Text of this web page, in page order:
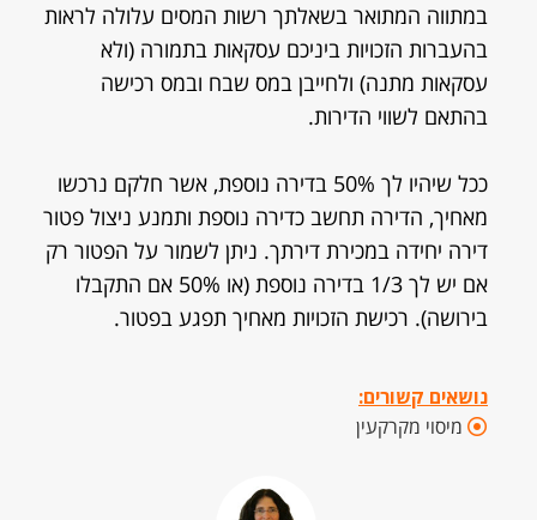
במתווה המתואר בשאלתך רשות המסים עלולה לראות
בהעברות הזכויות ביניכם עסקאות בתמורה (ולא
עסקאות מתנה) ולחייבן במס שבח ובמס רכישה
בהתאם לשווי הדירות.
ככל שיהיו לך 50% בדירה נוספת, אשר חלקם נרכשו
מאחיך, הדירה תחשב כדירה נוספת ותמנע ניצול פטור
דירה יחידה במכירת דירתך. ניתן לשמור על הפטור רק
אם יש לך 1/3 בדירה נוספת (או 50% אם התקבלו
בירושה). רכישת הזכויות מאחיך תפגע בפטור.
נושאים קשורים:
מיסוי מקרקעין